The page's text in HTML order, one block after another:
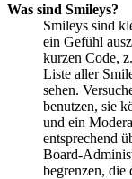
Was sind Smileys?
Smileys sind
ein Gefühl
kurzen Code,
Liste aller
sehen.
benutzen, sie
und ein
entsprechend
Board-
begrenzen, die